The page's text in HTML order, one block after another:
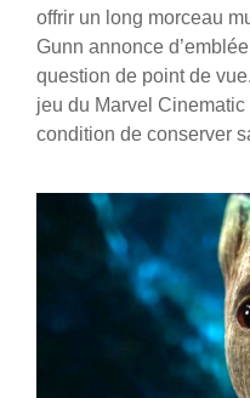
offrir un long morceau
Gunn annonce
question de point de
jeu du Marvel
condition de conserver